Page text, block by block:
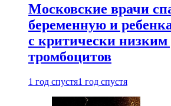
Московские врачи
беременную и
с критически низким
тромбоцитов
1 год спустя1 год спустя